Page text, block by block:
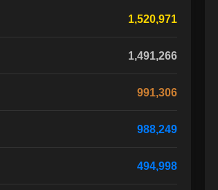
1,520,971
1,491,266
991,306
988,249
494,998